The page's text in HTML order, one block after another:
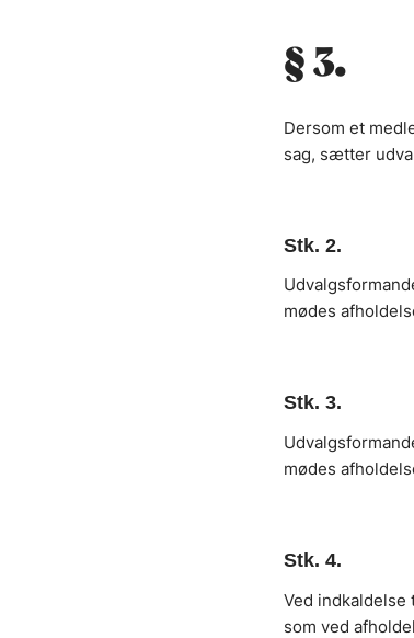
§ 3.
Dersom et
sag, sætter
Stk. 2.
mødes
Stk. 3.
mødes
Stk. 4.
Ved
som ved